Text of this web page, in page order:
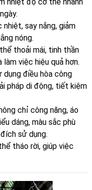
nhiệt, say nắng, giảm
nóng.
thoải mái, tinh thần
việc hiệu quả hơn.
dụng điều hòa công
pháp di động, tiết kiệm
chỉ công năng, áo
dáng, màu sắc phù
sử dụng.
tháo rời, giúp việc